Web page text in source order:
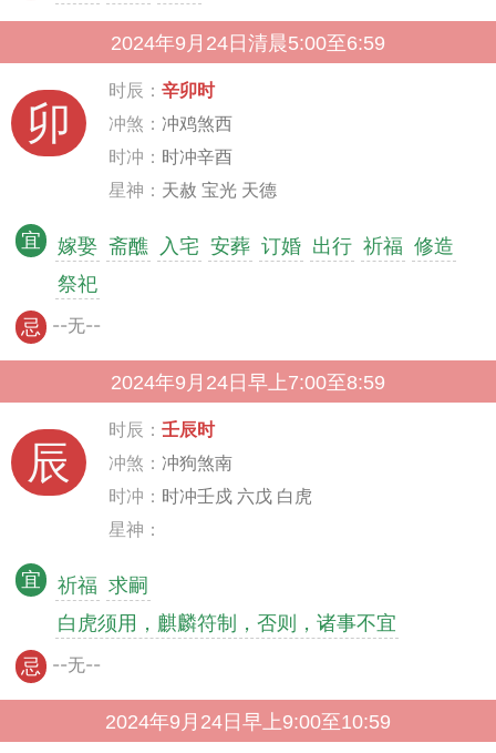
2024年9月24日清晨5:00至6:59
卯
时辰： 辛卯时
冲煞： 冲鸡煞西
时冲： 时冲辛酉
星神： 天赦 宝光 天德
宜 嫁娶 斋醮 入宅 安葬 订婚 出行 祈福 修造
祭祀
忌 --无--
2024年9月24日早上7:00至8:59
辰
时辰： 壬辰时
冲煞： 冲狗煞南
时冲： 时冲壬戍 六戊 白虎
星神：
宜 祈福 求嗣
白虎须用，麒麟符制，否则，诸事不宜
忌 --无--
2024年9月24日早上9:00至10:59